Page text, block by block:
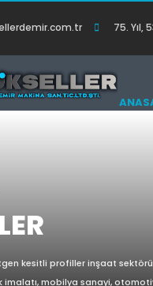
75. Yıl,
kesitli profiller inşaat
imalatı, mobilya sanayi,